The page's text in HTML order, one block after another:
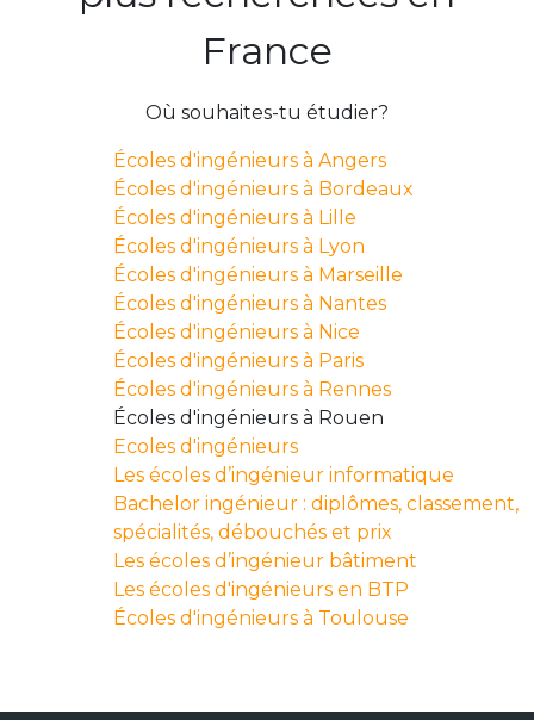
France
Où souhaites-tu étudier?
Écoles d'ingénieurs à Angers
Écoles d'ingénieurs à Bordeaux
Écoles d'ingénieurs à Lille
Écoles d'ingénieurs à Lyon
Écoles d'ingénieurs à Marseille
Écoles d'ingénieurs à Nantes
Écoles d'ingénieurs à Nice
Écoles d'ingénieurs à Paris
Écoles d'ingénieurs à Rennes
Écoles d'ingénieurs à Rouen
Ecoles d'ingénieurs
Les écoles d’ingénieur informatique
Bachelor ingénieur : diplômes, classement,
spécialités, débouchés et prix
Les écoles d’ingénieur bâtiment
Les écoles d'ingénieurs en BTP
Écoles d'ingénieurs à Toulouse